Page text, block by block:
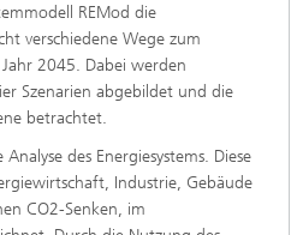
REMod die
verschiedene Wege zum
2045. Dabei werden
Szenarien abgebildet und die
betrachtet.
des Energiesystems. Diese
Industrie, Gebäude
CO2-Senken, im